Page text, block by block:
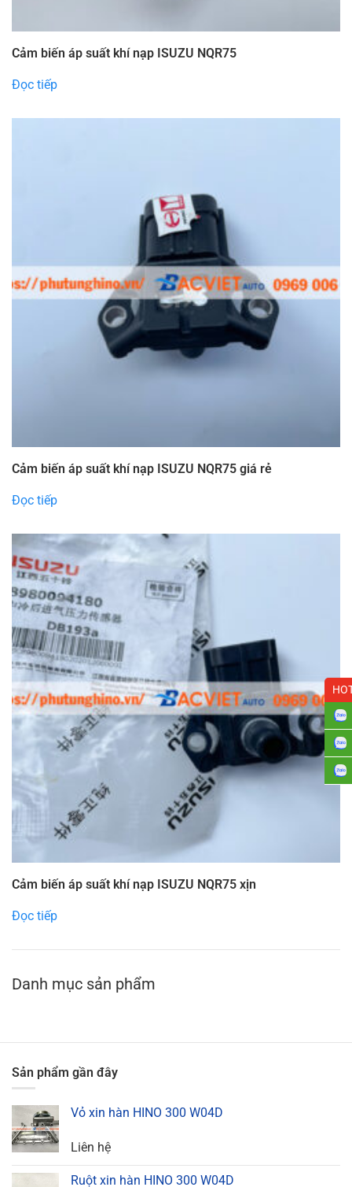
Cảm biến áp suất khí nạp ISUZU NQR75
Đọc tiếp
Cảm biến áp suất khí nạp ISUZU NQR75 giá rẻ
Đọc tiếp
Cảm biến áp suất khí nạp ISUZU NQR75 xịn
Đọc tiếp
Danh mục sản phẩm
Sản phẩm gần đây
Vỏ xin hàn HINO 300 W04D
Liên hệ
Ruột xin hàn HINO 300 W04D